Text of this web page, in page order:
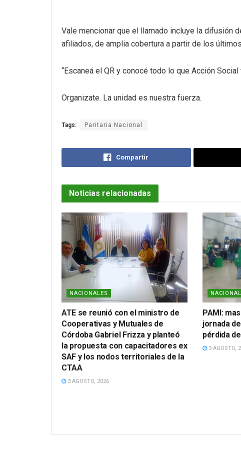
Vale mencionar que el llamado incluye la difusión
afiliados, de amplia cobertura a partir de los
“Escaneá el QR y conocé todo lo que Acción
Organizate. La unidad es nuestra fuerza.
Tags: Paritaria Nacional
Compartir
Noticias relacionadas
NACIONALES
ATE se reunió con el ministro de
Cooperativas y Mutuales de
Córdoba Gabriel Frizza y planteó
la propuesta con capacitadores ex
SAF y los nodos territoriales de la
CTAA
3 AGOSTO, 2026
PAMI:
jornada
pérdida
3 AGOSTO,